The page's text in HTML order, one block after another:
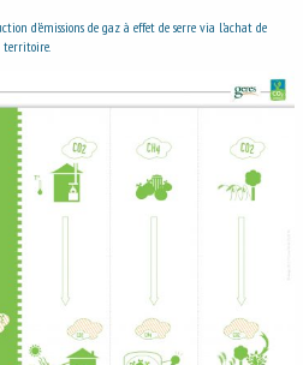
d’émissions de gaz à effet de serre via l’achat de
territoire.